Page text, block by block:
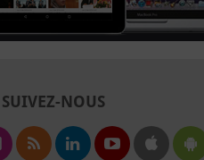
SUIVEZ-NOUS